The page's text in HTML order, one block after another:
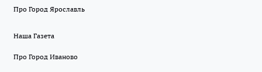
Про Город Ярославль
Наша Газета
Про Город Иваново